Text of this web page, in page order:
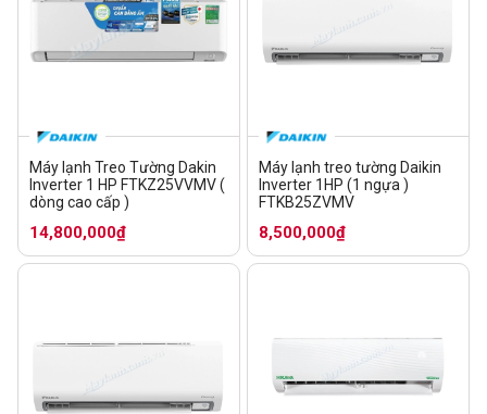
Máy lạnh Treo Tường Dakin
Inverter 1 HP FTKZ25VVMV (
dòng cao cấp )
14,800,000₫
Máy lạnh treo tường Daikin
Inverter 1HP (1 ngựa )
FTKB25ZVMV
8,500,000₫